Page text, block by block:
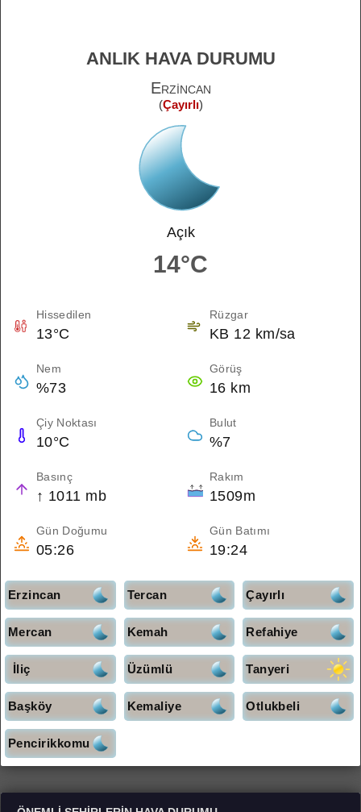
ANLIK HAVA DURUMU
Erzincan
(Çayırlı)
Açık
14°C
Hissedilen
13°C
Rüzgar
KB 12 km/sa
Nem
%73
Görüş
16 km
Çiy Noktası
10°C
Bulut
%7
Basınç
↑ 1011 mb
Rakım
1509m
Gün Doğumu
05:26
Gün Batımı
19:24
Erzincan Tercan Çayırlı
Mercan Kemah Refahiye
İliç Üzümlü Tanyeri
Başköy Kemaliye Otlukbeli
Pencirikkomu